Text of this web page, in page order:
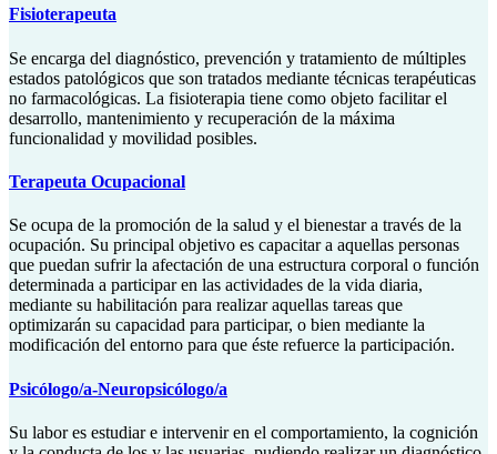
Fisioterapeuta
Se encarga del diagnóstico, prevención y tratamiento de múltiples
estados patológicos que son tratados mediante técnicas terapéuticas
no farmacológicas. La fisioterapia tiene como objeto facilitar el
desarrollo, mantenimiento y recuperación de la máxima
funcionalidad y movilidad posibles.
Terapeuta Ocupacional
Se ocupa de la promoción de la salud y el bienestar a través de la
ocupación. Su principal objetivo es capacitar a aquellas personas
que puedan sufrir la afectación de una estructura corporal o función
determinada a participar en las actividades de la vida diaria,
mediante su habilitación para realizar aquellas tareas que
optimizarán su capacidad para participar, o bien mediante la
modificación del entorno para que éste refuerce la participación.
Psicólogo/a-Neuropsicólogo/a
Su labor es estudiar e intervenir en el comportamiento, la cognición